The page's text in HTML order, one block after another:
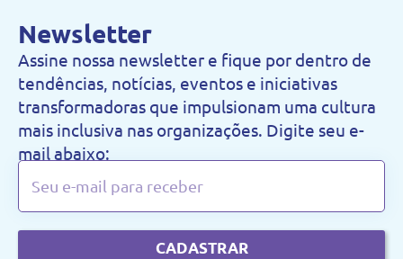
Newsletter
Assine nossa newsletter e fique por dentro de
tendências, notícias, eventos e iniciativas
transformadoras que impulsionam uma cultura
mais inclusiva nas organizações. Digite seu e-
mail abaixo:
CADASTRAR